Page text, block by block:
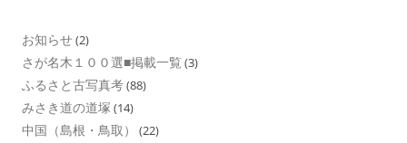
お知らせ(2)
さが名木１００選■掲載一覧 (3)
ふるさと古写真考(88)
みさき道の道塚 (14)
中国（島根・鳥取） (22)